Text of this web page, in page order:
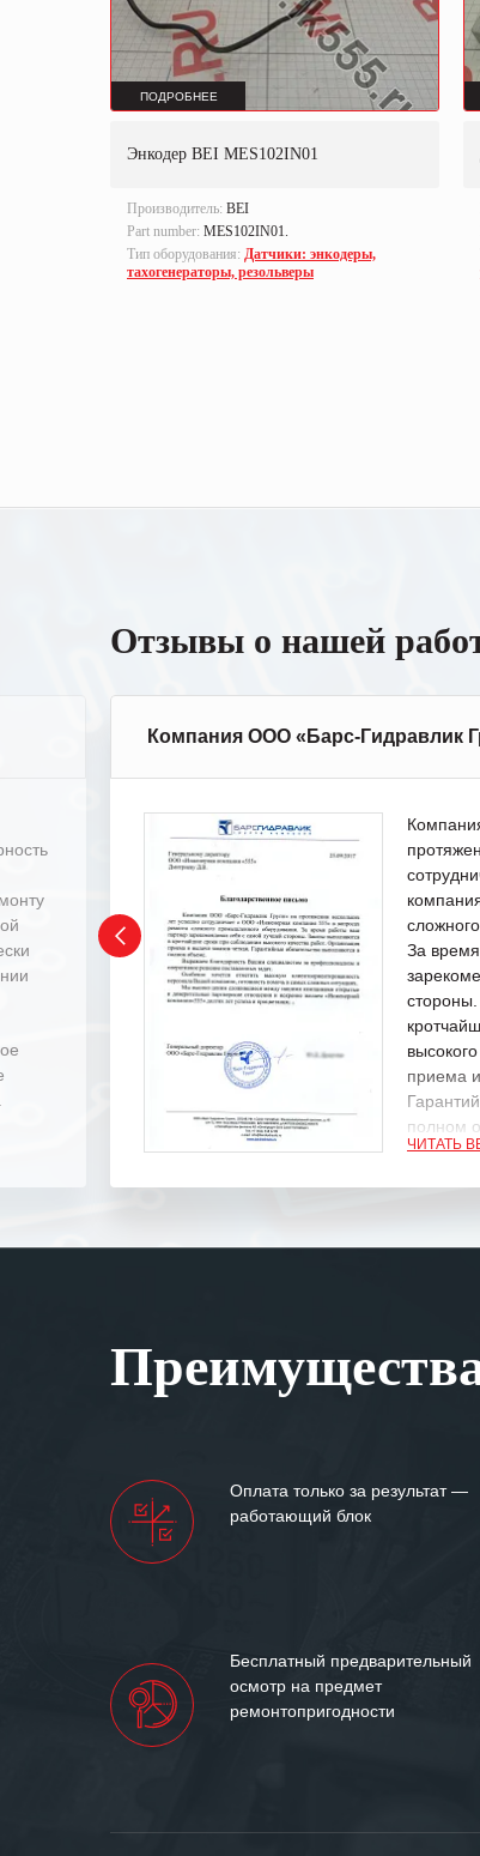
ПОДРОБНЕЕ
Энкодер BEI MES102IN01
Производитель: BEI
Part number: MES102IN01.
Тип оборудования: Датчики: энкодеры,
тахогенераторы, резольверы
Отзывы о нашей
Компания ООО «Барс-Гидравлик
За
приема и
полном
Мы
«555»
ЧИТАТЬ
Оплата только за результат —
работающий блок
Бесплатный предварительный
осмотр на предмет
ремонтопригодности